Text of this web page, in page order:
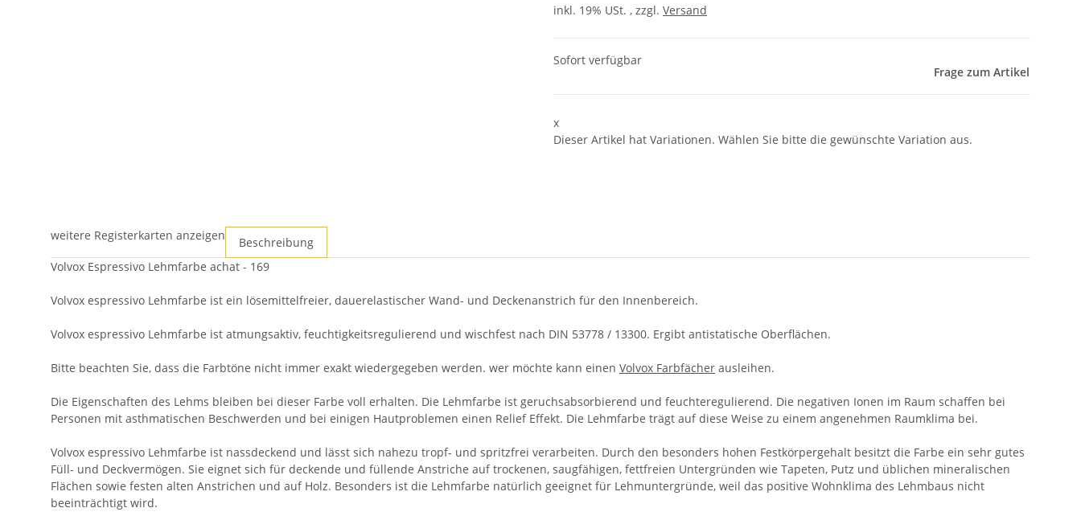
inkl. 19% USt. , zzgl. Versand
Sofort verfügbar
Frage zum Artikel
x
Dieser Artikel hat Variationen. Wählen Sie bitte die gewünschte Variation aus.
weitere Registerkarten anzeigen
Beschreibung
Volvox Espressivo Lehmfarbe achat - 169
Volvox espressivo Lehmfarbe ist ein lösemittelfreier, dauerelastischer Wand- und Deckenanstrich für den Innenbereich.
Volvox espressivo Lehmfarbe ist atmungsaktiv, feuchtigkeitsregulierend und wischfest nach DIN 53778 / 13300. Ergibt antistatische Oberflächen.
Bitte beachten Sie, dass die Farbtöne nicht immer exakt wiedergegeben werden. wer möchte kann einen Volvox Farbfächer ausleihen.
Die Eigenschaften des Lehms bleiben bei dieser Farbe voll erhalten. Die Lehmfarbe ist geruchsabsorbierend und feuchteregulierend. Die negativen Ionen im Raum schaffen bei
Personen mit asthmatischen Beschwerden und bei einigen Hautproblemen einen Relief Effekt. Die Lehmfarbe trägt auf diese Weise zu einem angenehmen Raumklima bei.
Volvox espressivo Lehmfarbe ist nassdeckend und lässt sich nahezu tropf- und spritzfrei verarbeiten. Durch den besonders hohen Festkörpergehalt besitzt die Farbe ein sehr gutes
Füll- und Deckvermögen. Sie eignet sich für deckende und füllende Anstriche auf trockenen, saugfähigen, fettfreien Untergründen wie Tapeten, Putz und üblichen mineralischen
Flächen sowie festen alten Anstrichen und auf Holz. Besonders ist die Lehmfarbe natürlich geeignet für Lehmuntergründe, weil das positive Wohnklima des Lehmbaus nicht
beeinträchtigt wird.